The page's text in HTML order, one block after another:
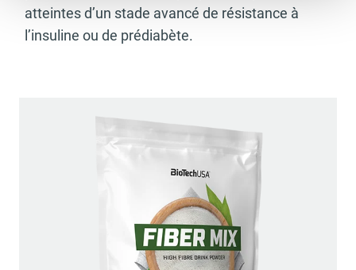
atteintes d’un stade avancé de résistance à
l’insuline ou de prédiabète.